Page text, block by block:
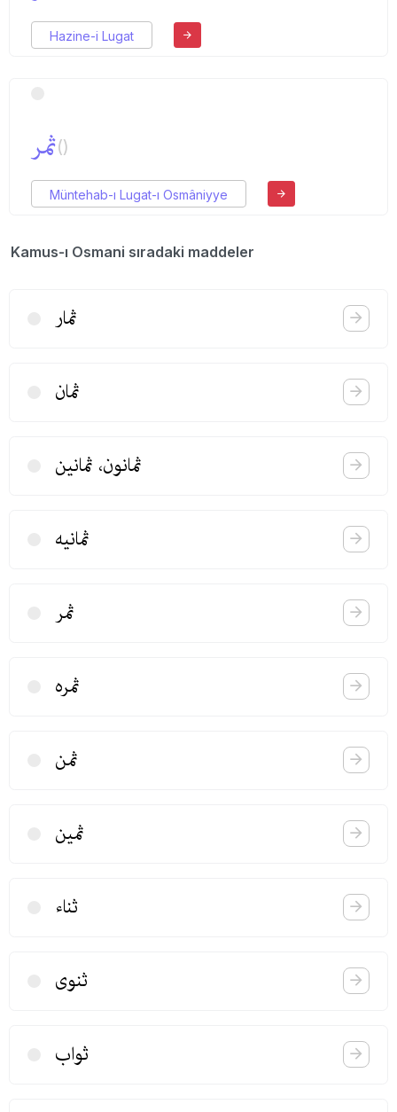
Hazine-i Lugat
ثمر()
Müntehab-ı Lugat-ı Osmâniyye
Kamus-ı Osmani sıradaki maddeler
ثمار
ثمان
ثمانون، ثمانین
ثمانیه
ثمر
ثمره
ثمن
ثمین
ثناء
ثنوی
ثواب